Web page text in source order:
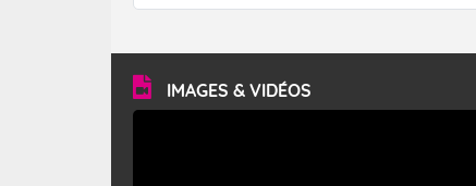
forêt. Mais qu'est-ce que le mistral ? Quelles sont ses
vitesse moyenne de 50 km/h et atteindre 80 à 100
en rafales, parfois davantage. Il parcourt la basse
du Rhône et la Provence et envahit le littoral
méditerranéen à partir de la Camargue.
IMAGES & VIDÉOS